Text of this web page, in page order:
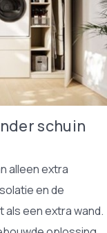
schuin
alleen extra
en de
als een extra wand.